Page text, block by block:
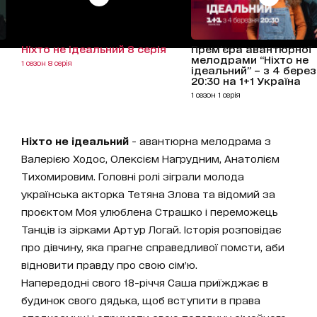
Ніхто не ідеальний 8 серія
1 сезон 8 серія
Премʼєра авантюрної
мелодрами “Ніхто не
ідеальний” – з 4
20:30 на 1+1 Україна
1 сезон 1 серія
Ніхто не ідеальний - авантюрна мелодрама з
Валерією Ходос, Олексієм Нагрудним, Анатолієм
Тихомировим. Головні ролі зіграли молода
українська акторка Тетяна Злова та відомий за
проєктом Моя улюблена Страшко і переможець
Танців із зірками Артур Логай. Історія розповідає
про дівчину, яка прагне справедливої помсти, аби
відновити правду про свою сімʼю.
Напередодні свого 18-річчя Саша приїжджає в
будинок свого дядька, щоб вступити в права